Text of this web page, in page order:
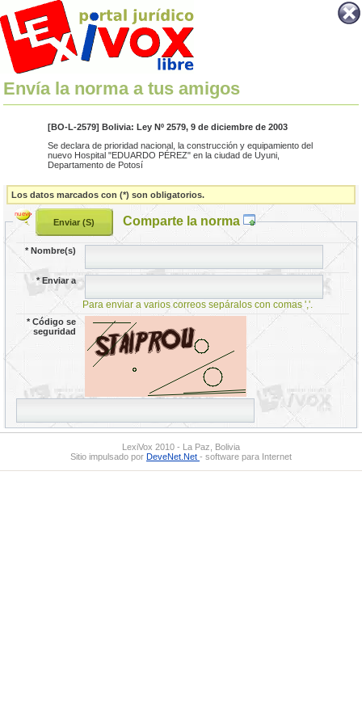
Envía la norma a tus amigos
[BO-L-2579] Bolivia: Ley Nº 2579, 9 de diciembre de 2003
Se declara de prioridad nacional, la construcción y equipamiento del
nuevo Hospital "EDUARDO PÉREZ" en la ciudad de Uyuni,
Departamento de Potosí
Los datos marcados con (*) son obligatorios.
Comparte la norma
*Nombre(s)
*Enviar a
Para enviar a varios correos sepáralos con comas ','.
*Código se
seguridad
LexiVox 2010 - La Paz, Bolivia
Sitio impulsado por DeveNet.Net - software para Internet